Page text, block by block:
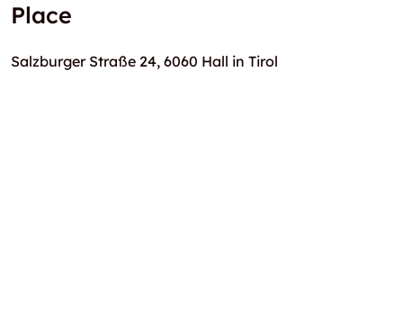
Place
Salzburger Straße 24, 6060 Hall in Tirol